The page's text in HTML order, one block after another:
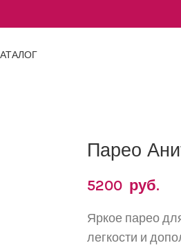
Парео
5200 руб.
Яркое парео
легкости и